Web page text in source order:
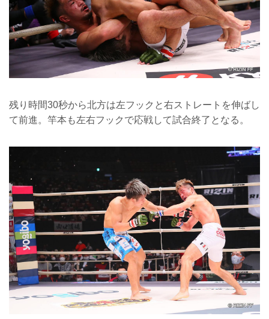
残り時間30秒から北方は左フックと右ストレートを伸ばし
て前進。竿本も左右フックで応戦して試合終了となる。